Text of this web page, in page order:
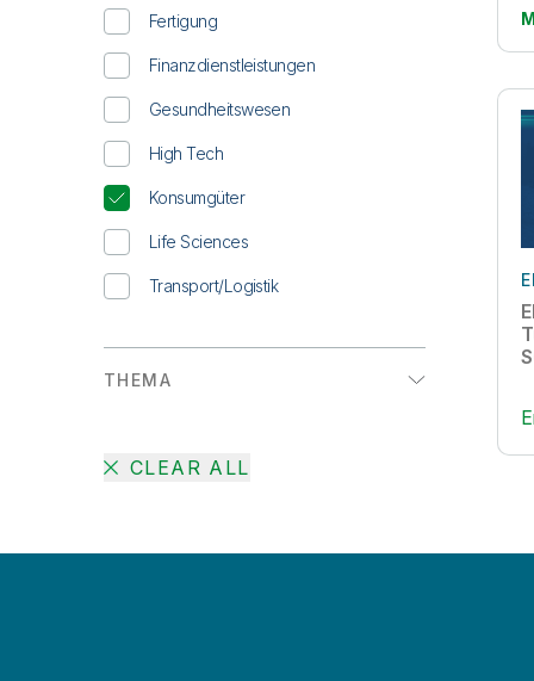
Fertigung
Finanzdienstleistungen
Gesundheitswesen
High Tech
Konsumgüter
Life Sciences
Transport/Logistik
THEMA
AI
Big Data
CLEAR ALL